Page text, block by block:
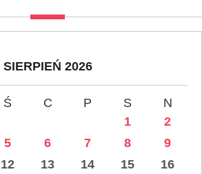
SIERPIEŃ 2026
Ś C P S
N
1
2
5 6 7 8
9
12 13 14 15
16